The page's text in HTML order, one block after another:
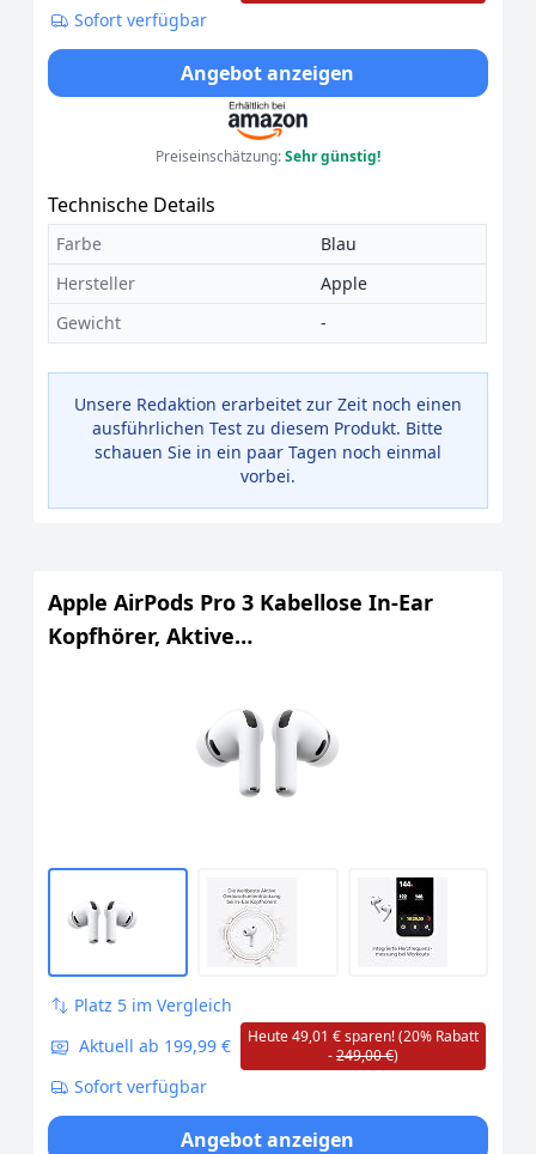
Sofort verfügbar
Angebot anzeigen
Preiseinschätzung:Sehr günstig!
Technische Details
Farbe
Blau
Hersteller
Apple
Gewicht
-
Unsere Redaktion erarbeitet zur Zeit noch einen
ausführlichen Test zu diesem Produkt. Bitte
schauen Sie in ein paar Tagen noch einmal
vorbei.
Apple AirPods Pro 3 Kabellose In‑Ear
Kopfhörer, Aktive
Herzfrequenzmessung,
Hörgerätefunktion, Bluetooth
Kopfhörer, 3D Audio, Hi‑Fi Sound, Laden
Platz 5 im Vergleich
Aktuell ab 199,99 €
Heute 49,01 € sparen! (20% Rabatt
-249,00 €)
Sofort verfügbar
Angebot anzeigen